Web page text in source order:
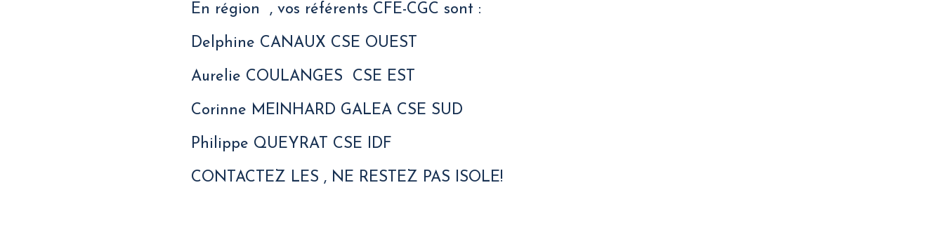
En région , vos référents CFE-CGC sont :
Delphine CANAUX CSE OUEST
Aurelie COULANGES CSE EST
Corinne MEINHARD GALEA CSE SUD
Philippe QUEYRAT CSE IDF
CONTACTEZ LES , NE RESTEZ PAS ISOLE!